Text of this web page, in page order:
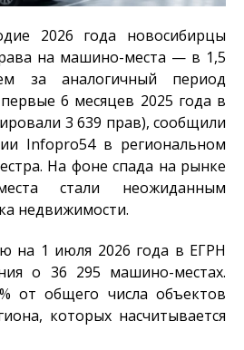
2026 года новосибирцы
на машино-места — в 1,5
за аналогичный период
6 месяцев 2025 года в
3 639 прав), сообщили
Infopro54в региональном
На фоне спада на рынке
стали неожиданным
недвижимости.
на 1 июля 2026 года в ЕГРН
о 36 295 машино-местах.
от общего числа объектов
которых насчитывается